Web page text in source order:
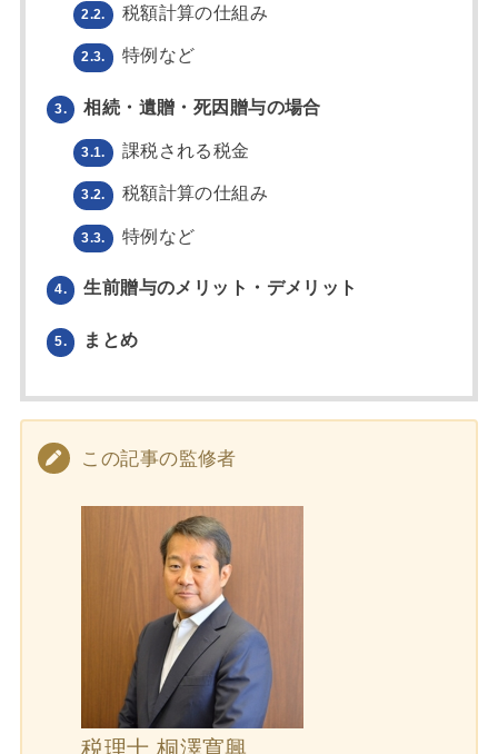
2.2. 税額計算の仕組み
2.3. 特例など
3. 相続・遺贈・死因贈与の場合
3.1. 課税される税金
3.2. 税額計算の仕組み
3.3. 特例など
4. 生前贈与のメリット・デメリット
5. まとめ
この記事の監修者
税理士 桐澤寛興